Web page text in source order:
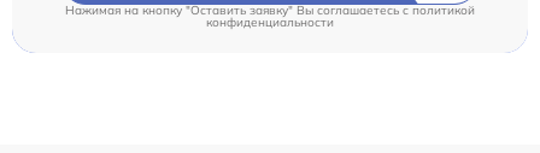
Нажимая на кнопку "Оставить заявку" Вы соглашаетесь cполитикой
конфиденциальности